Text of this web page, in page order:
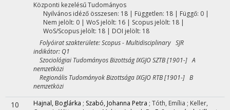
Központi kezelésűTudományos
Nyilvános idéző összesen: 18| Független: 18 | Függő: 0 |
Nem jelölt: 0 | WoS jelölt: 16 | Scopus jelölt: 18 |
WoS/Scopus jelölt: 18 | DOI jelölt: 18
Folyóirat szakterülete: Scopus - Multidisciplinary SJR
indikátor: Q1
Szociológiai Tudományos Bizottság IXGJO SZTB [1901-] A
nemzetközi
Regionális Tudományok Bizottsága IXGJO RTB [1901-] B
nemzetközi
10 Hajnal, Boglárka ; Szabó, Johanna Petra ; Tóth, Emília ; Keller,